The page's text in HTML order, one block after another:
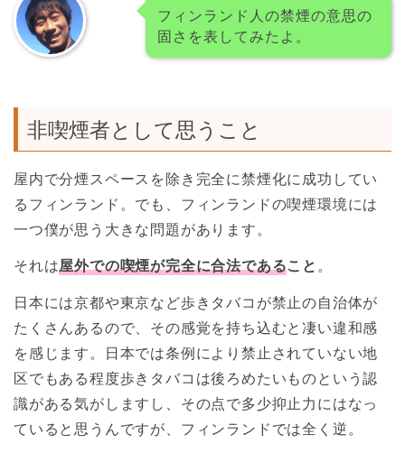
フィンランド人の禁煙の意思の
固さを表してみたよ。
非喫煙者として思うこと
屋内で分煙スペースを除き完全に禁煙化に成功してい
るフィンランド。でも、フィンランドの喫煙環境には
一つ僕が思う大きな問題があります。
それは屋外での喫煙が完全に合法であること。
日本には京都や東京など歩きタバコが禁止の自治体が
たくさんあるので、その感覚を持ち込むと凄い違和感
を感じます。日本では条例により禁止されていない地
区でもある程度歩きタバコは後ろめたいものという認
識がある気がしますし、その点で多少抑止力にはなっ
ていると思うんですが、フィンランドでは全く逆。